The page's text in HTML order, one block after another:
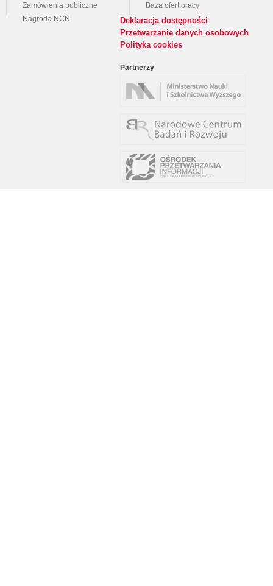
Zamówienia publiczne
Nagroda NCN
Baza ofert pracy
Deklaracja dostępności
Przetwarzanie danych osobowych
Polityka cookies
Partnerzy